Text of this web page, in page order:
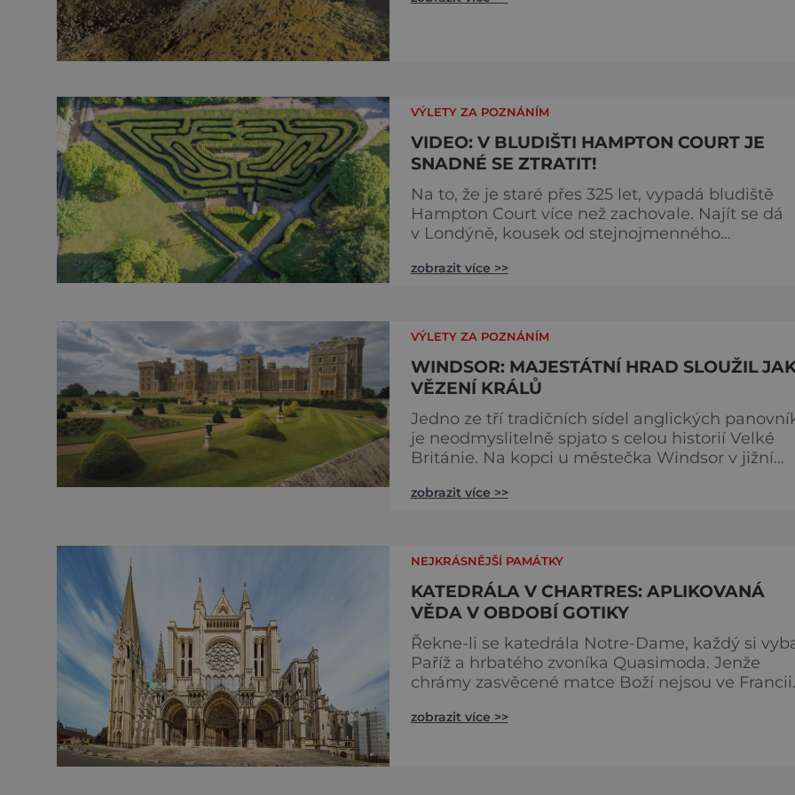
VÝLETY ZA POZNÁNÍM
VIDEO: V BLUDIŠTI HAMPTON COURT JE
SNADNÉ SE ZTRATIT!
Na to, že je staré přes 325 let, vypadá bludiště
Hampton Court více než zachovale. Najít se dá
v Londýně, kousek od stejnojmenného
1695 vydupou architekti George London (asi
skrývá se v něm 800 metrů cest. Původně se v
zobrazit více >>
VÝLETY ZA POZNÁNÍM
WINDSOR: MAJESTÁTNÍ HRAD SLOUŽIL
VĚZENÍ KRÁLŮ
Jedno ze tří tradičních sídel anglických
je neodmyslitelně spjato s celou historií Velké
Británie. Na kopci u městečka Windsor v jižní
gigantická stavba, obklopená věčně zelenými
kteří by chtěli komplex dobýt. Za bezmála 950
zobrazit více >>
NEJKRÁSNĚJŠÍ PAMÁTKY
KATEDRÁLA V CHARTRES: APLIKOVANÁ
VĚDA V OBDOBÍ GOTIKY
Řekne-li se katedrála Notre-Dame, každý si
Paříž a hrbatého zvoníka Quasimoda. Jenže
chrámy zasvěcené matce Boží nejsou ve Francii
se mohou pochlubit stejnojmennou katedrálou,
zobrazit více >>